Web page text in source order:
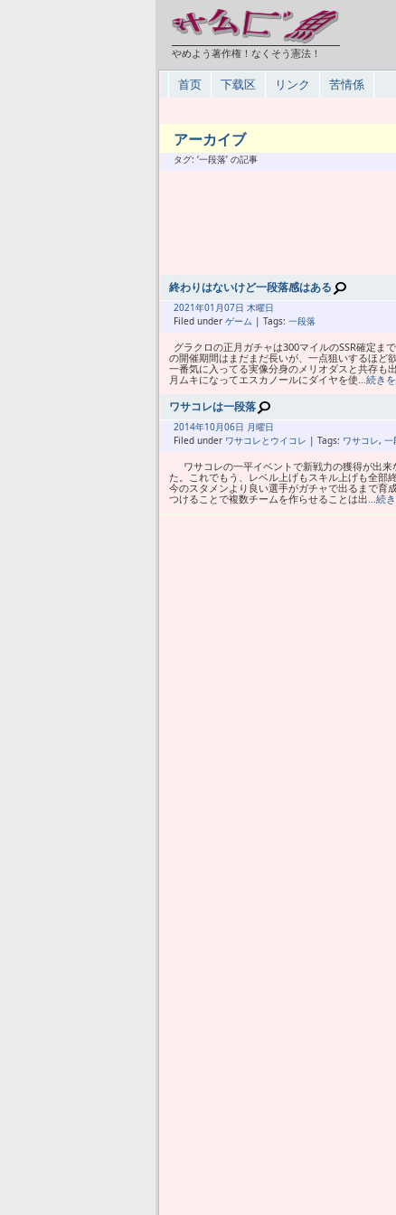
やめよう著作権！なくそう憲法！
首页 下载区 リンク 苦情係
アーカイブ
タグ: ‘一段落’ の記事
終わりはないけど一段落感はある
2021年01月07日 木曜日
Filed under ゲーム | Tags: 一段落
グラクロの正月ガチャは300マイルのSSR確定ま
の開催期間はまだまだ長いが、一点狙いするほど
一番気に入ってる実像分身のメリオダスと共存も
月ムキになってエスカノールにダイヤを使…続き
ワサコレは一段落
2014年10月06日 月曜日
Filed under ワサコレとウイコレ | Tags: ワサコレ, 一
ワサコレの一平イベントで新戦力の獲得が出
た。これでもう、レベル上げもスキル上げも全部
今のスタメンより良い選手がガチャで出るまで育
つけることで複数チームを作らせることは出…続